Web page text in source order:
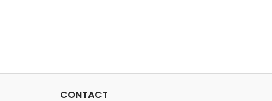
CONTACT